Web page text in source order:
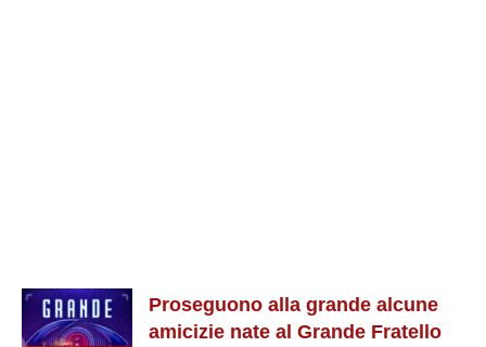
Proseguono alla grande alcune
amicizie nate al Grande Fratello